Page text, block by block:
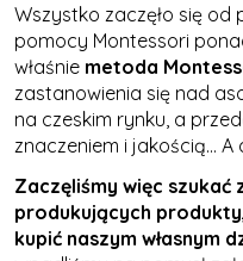
Wszystko zaczęło się
pomocy Montessori
właśnie metoda
zastanowienia się nad
na czeskim rynku, a
znaczeniem i jakością... A
Zaczęliśmy więc szukać
produkujących
kupić naszym własnym